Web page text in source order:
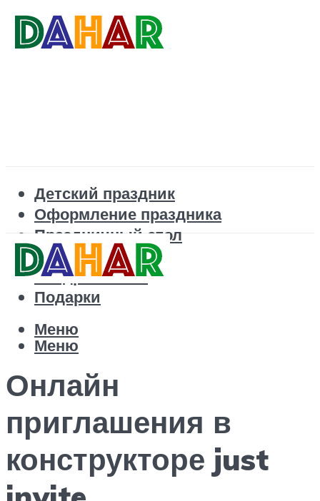
Детский праздник
Оформление праздника
Праздничный стол
Корпоратив
Поздравления
Подарки
Меню
Меню
Онлайн
приглашения в
конструкторе just